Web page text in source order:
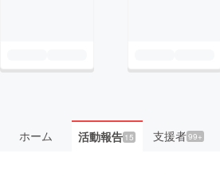
ホーム 活動報告15 支援者99+